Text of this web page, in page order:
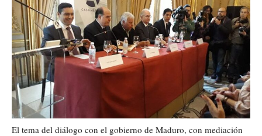
El tema del diálogo con el gobierno de Maduro, con mediación